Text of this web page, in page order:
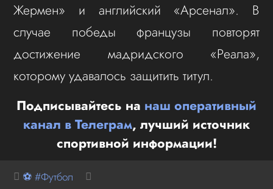
Жермен» и английский «Арсенал». В
случае победы французы повторят
достижение мадридского «Реала»,
которому удавалось защитить титул.
Подписывайтесь на наш оперативный
канал в Телеграм, лучший источник
спортивной информации!
⚽ #Футбол